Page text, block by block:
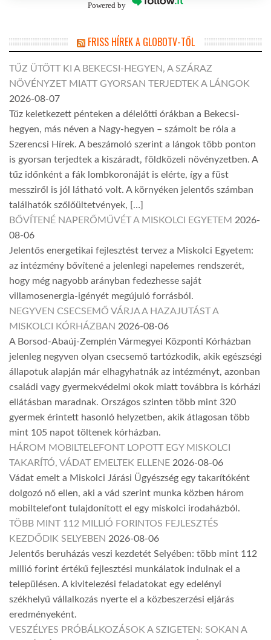
Powered by
FRISS HÍREK A GLOBOTV-TŐL
TŰZ ÜTÖTT KI A BEKECSI-HEGYEN, A SZÁRAZ
NÖVÉNYZET MIATT GYORSAN TERJEDTEK A LÁNGOK
2026-08-07
Tűz keletkezett pénteken a délelőtti órákban a Bekecsi-
hegyen, más néven a Nagy-hegyen – számolt be róla a
Szerencsi Hírek. A beszámoló szerint a lángok több ponton
is gyorsan terjedtek a kiszáradt, földközeli növényzetben. A
tűz időnként a fák lombkoronáját is elérte, így a füst
messziről is jól látható volt. A környéken jelentős számban
találhatók szőlőültetvények, […]
BŐVÍTENÉ NAPERŐMŰVÉT A MISKOLCI EGYETEM 2026-
08-06
Jelentős energetikai fejlesztést tervez a Miskolci Egyetem:
az intézmény bővítené a jelenlegi napelemes rendszerét,
hogy még nagyobb arányban fedezhesse saját
villamosenergia-igényét megújuló forrásból.
NEGYVEN CSECSEMŐ VÁRJA A HAZAJUTÁST A
MISKOLCI KÓRHÁZBAN 2026-08-06
A Borsod-Abaúj-Zemplén Vármegyei Központi Kórházban
jelenleg negyven olyan csecsemő tartózkodik, akik egészségi
állapotuk alapján már elhagyhatnák az intézményt, azonban
családi vagy gyermekvédelmi okok miatt továbbra is kórházi
ellátásban maradnak. Országos szinten több mint 320
gyermek érintett hasonló helyzetben, akik átlagosan több
mint 105 napot töltenek kórházban.
HÁROM MOBILTELEFONT LOPOTT EGY MISKOLCI
TAKARÍTÓ, VÁDAT EMELTEK ELLENE 2026-08-06
Vádat emelt a Miskolci Járási Ügyészség egy takarítóként
dolgozó nő ellen, aki a vád szerint munka közben három
mobiltelefont tulajdonított el egy miskolci irodaházból.
TÖBB MINT 112 MILLIÓ FORINTOS FEJLESZTÉS
KEZDŐDIK SELYEBEN 2026-08-06
Jelentős beruházás veszi kezdetét Selyében: több mint 112
millió forint értékű fejlesztési munkálatok indulnak el a
településen. A kivitelezési feladatokat egy edelényi
székhelyű vállalkozás nyerte el a közbeszerzési eljárás
eredményeként.
VESZÉLYES PRÓBÁLKOZÁSOK A SZIGETEN: SOKAN A